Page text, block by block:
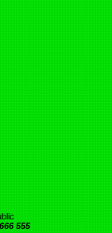
555